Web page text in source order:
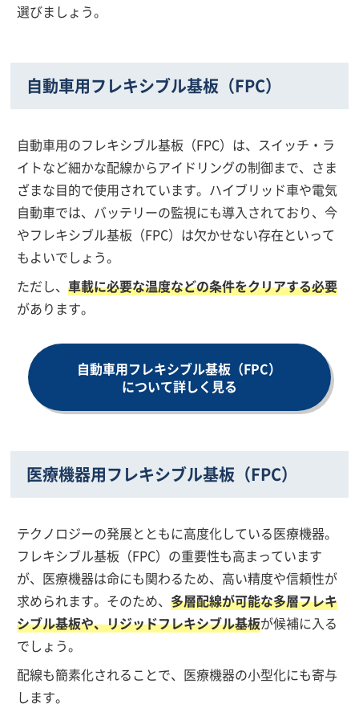
選びましょう。
自動車用フレキシブル基板（FPC）
自動車用のフレキシブル基板（FPC）は、スイッチ・ラ
イトなど細かな配線からアイドリングの制御まで、さま
ざまな目的で使用されています。ハイブリッド車や電気
自動車では、バッテリーの監視にも導入されており、今
やフレキシブル基板（FPC）は欠かせない存在といって
もよいでしょう。
ただし、車載に必要な温度などの条件をクリアする必要
があります。
自動車用フレキシブル基板（FPC）
について詳しく見る
医療機器用フレキシブル基板（FPC）
テクノロジーの発展とともに高度化している医療機器。
フレキシブル基板（FPC）の重要性も高まっています
が、医療機器は命にも関わるため、高い精度や信頼性が
求められます。そのため、多層配線が可能な多層フレキ
シブル基板や、リジッドフレキシブル基板が候補に入る
でしょう。
配線も簡素化されることで、医療機器の小型化にも寄与
します。